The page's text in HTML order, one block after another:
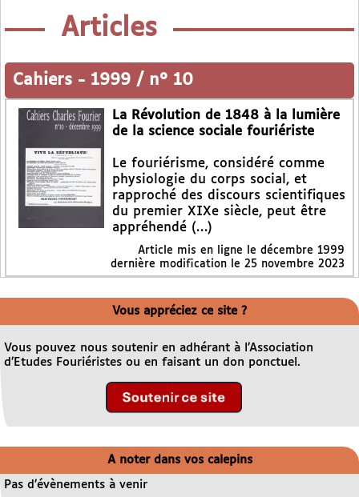
Articles
Cahiers - 1999 / n° 10
La Révolution de 1848 à la lumière
de la science sociale fouriériste
Le fouriérisme, considéré comme
physiologie du corps social, et
rapproché des discours scientifiques
du premier XIXe siècle, peut être
appréhendé (…)
Article mis en ligne le décembre 1999
dernière modification le 25 novembre 2023
Vous appréciez ce site ?
Vous pouvez nous soutenir en adhérant à l’Association
d’Etudes Fouriéristes ou en faisant un don ponctuel.
A noter dans vos calepins
Pas d’évènements à venir